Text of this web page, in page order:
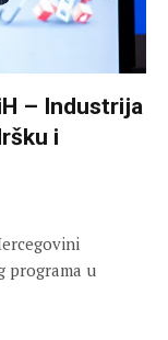
– Industrija
i
programa u